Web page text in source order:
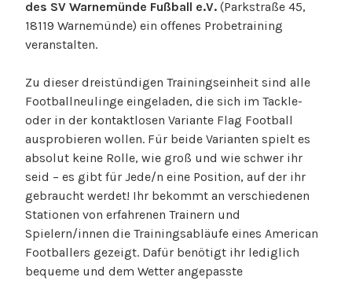
des SV Warnemünde Fußball e.V. (Parkstraße 45,
18119 Warnemünde) ein offenes Probetraining
veranstalten.
Zu dieser dreistündigen Trainingseinheit sind alle
Footballneulinge eingeladen, die sich im Tackle-
oder in der kontaktlosen Variante Flag Football
ausprobieren wollen. Für beide Varianten spielt es
absolut keine Rolle, wie groß und wie schwer ihr
seid – es gibt für Jede/n eine Position, auf der ihr
gebraucht werdet! Ihr bekommt an verschiedenen
Stationen von erfahrenen Trainern und
Spielern/innen die Trainingsabläufe eines American
Footballers gezeigt. Dafür benötigt ihr lediglich
bequeme und dem Wetter angepasste